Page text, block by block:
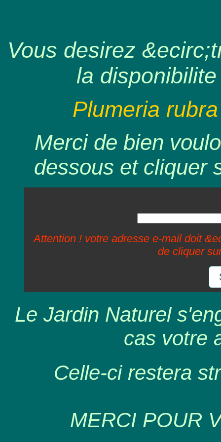
Vous desirez
la
Plumeria
Merci de bien
dessous et cliquer
Attention ! votre adresse e-mail doit
de cliquer
Le Jardin Naturel
cas votre
Celle-ci restera
MERCI POUR